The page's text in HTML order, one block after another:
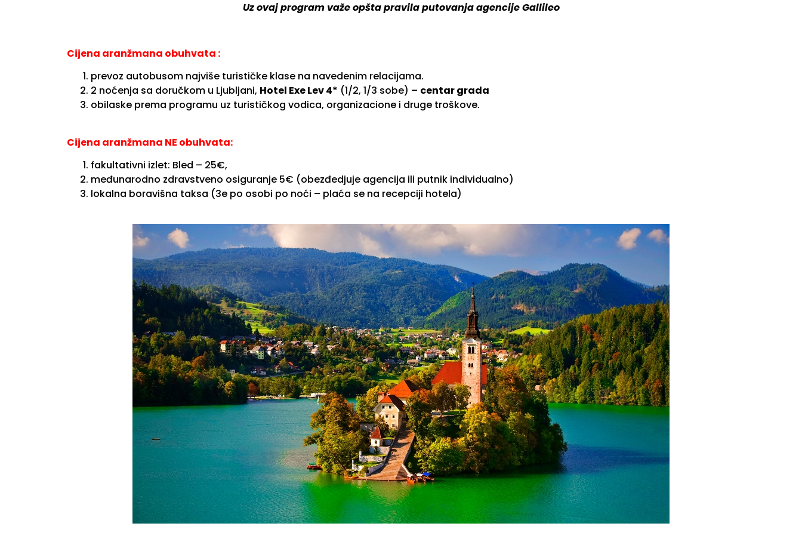
Uz ovaj program važe opšta pravila putovanja agencije Gallileo
Cijena aranžmana obuhvata :
prevoz autobusom najviše turističke klase na navedenim relacijama.
2 noćenja sa doručkom u Ljubljani, Hotel Exe Lev 4* (1/2, 1/3 sobe) – centar grada
obilaske prema programu uz turističkog vodica, organizacione i druge troškove.
Cijena aranžmana NE obuhvata:
fakultativni izlet: Bled – 25€,
međunarodno zdravstveno osiguranje 5€ (obezđedjuje agencija ili putnik individualno)
lokalna boravišna taksa (3e po osobi po noći – plaća se na recepciji hotela)